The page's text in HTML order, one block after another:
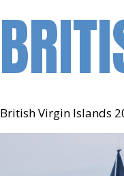
British Virgin Islands